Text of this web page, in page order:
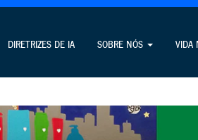
DIRETRIZES DE IA SOBRE NÓS VIDA